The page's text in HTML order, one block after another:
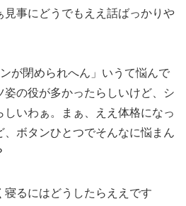
見事にどうでもええ話ばっかりや
が閉められへん」いうて悩んで
姿の役が多かったらしいけど、シ
しいわぁ。まぁ、ええ体格になっ
、ボタンひとつでそんなに悩まん
るにはどうしたらええです